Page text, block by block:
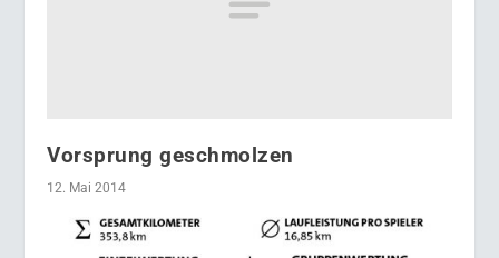
Vorsprung geschmolzen
12. Mai 2014